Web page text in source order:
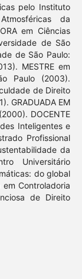
pelo Instituto
da
em Ciências
de São
de São Paulo:
MESTRE em
Paulo (2003).
de Direito
GRADUADA EM
DOCENTE
Inteligentes e
Profissional
da
Universitário
do global
Controladoria
de Direito